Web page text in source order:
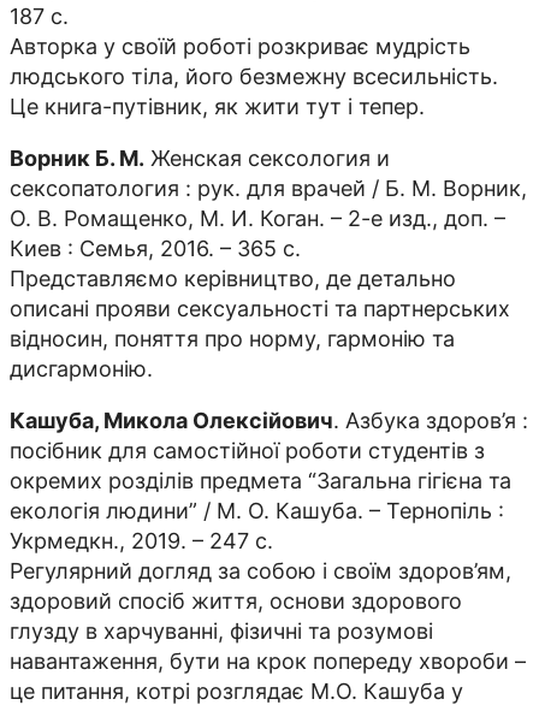
187 с.
Авторка у своїй роботі розкриває мудрість
людського тіла, його безмежну всесильність.
Це книга-путівник, як жити тут і тепер.
Ворник Б. М. Женская сексология и
сексопатология : рук. для врачей / Б. М. Ворник,
О. В. Ромащенко, М. И. Коган. – 2-е изд., доп. –
Киев : Семья, 2016. – 365 с.
Представляємо керівництво, де детально
описані прояви сексуальності та партнерських
відносин, поняття про норму, гармонію та
дисгармонію.
Кашуба, Микола Олексійович. Азбука здоров’я :
посібник для самостійної роботи студентів з
окремих розділів предмета “Загальна гігієна та
екологія людини” / М. О. Кашуба. – Тернопіль :
Укрмедкн., 2019. – 247 с.
Регулярний догляд за собою і своїм здоров’ям,
здоровий спосіб життя, основи здорового
глузду в харчуванні, фізичні та розумові
навантаження, бути на крок попереду хвороби –
це питання, котрі розглядає М.О. Кашуба у